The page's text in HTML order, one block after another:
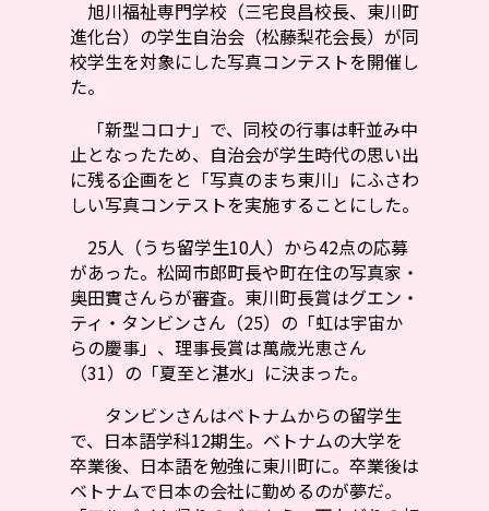
旭川福祉専門学校（三宅良昌校長、東川町
進化台）の学生自治会（松藤梨花会長）が同
校学生を対象にした写真コンテストを開催し
た。
「新型コロナ」で、同校の行事は軒並み中
止となったため、自治会が学生時代の思い出
に残る企画をと「写真のまち東川」にふさわ
しい写真コンテストを実施することにした。
25人（うち留学生10人）から42点の応募
があった。松岡市郎町長や町在住の写真家・
奥田實さんらが審査。東川町長賞はグエン・
ティ・タンビンさん（25）の「虹は宇宙か
らの慶事」、理事長賞は萬歳光恵さん
（31）の「夏至と湛水」に決まった。
タンビンさんはベトナムからの留学生
で、日本語学科12期生。ベトナムの大学を
卒業後、日本語を勉強に東川町に。卒業後は
ベトナムで日本の会社に勤めるのが夢だ。